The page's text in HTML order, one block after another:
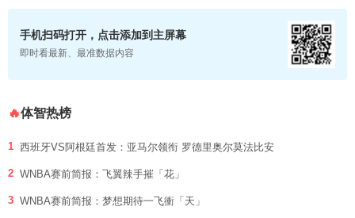
手机扫码打开，点击添加到主屏幕
即时看最新、最准数据内容
🔥体智热榜
1 西班牙VS阿根廷首发：亚马尔领衔 罗德里奥尔莫法比安
2 WNBA赛前简报：飞翼辣手摧「花」
3 WNBA赛前简报：梦想期待一飞衝「天」